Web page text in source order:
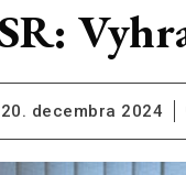
20. decembra 2024